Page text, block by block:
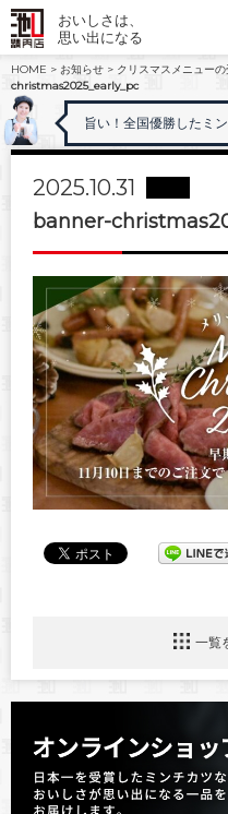
おいしさは、
思い出になる
HOME > お知らせ > クリスマスメニューの
christmas2025_early_pc
旨い！全国優勝したミ
2025.10.31
banner-
一覧